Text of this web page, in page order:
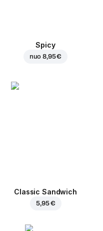
Spicy
nuo8,95 €
Classic Sandwich
5,95 €